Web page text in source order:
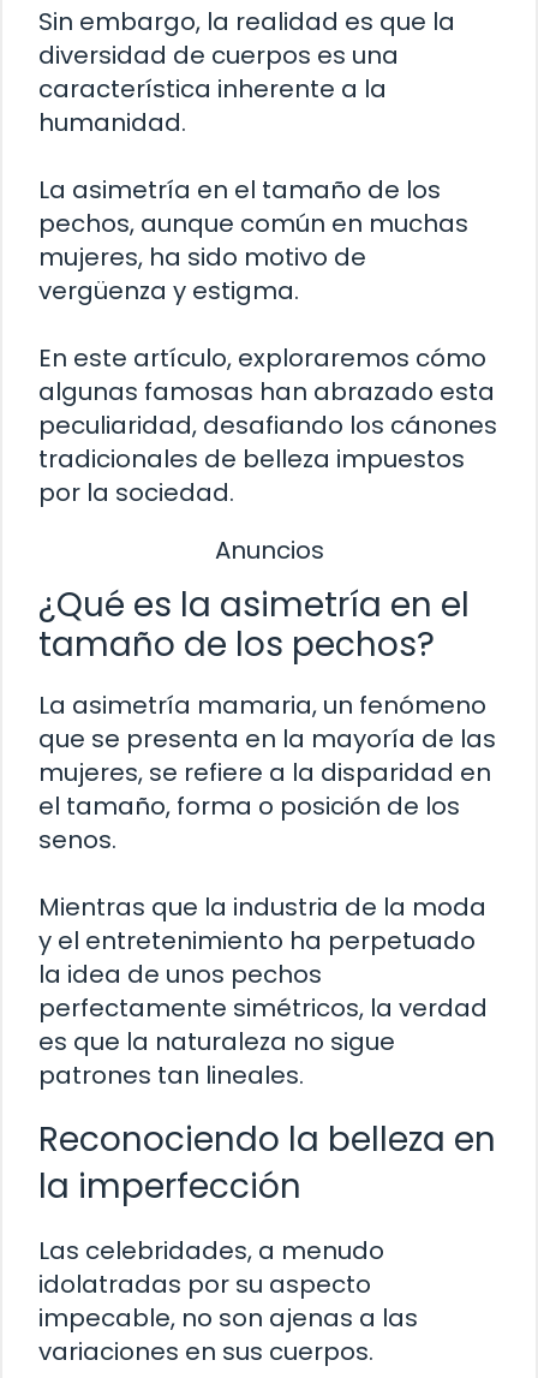
Sin embargo, la realidad es que la
diversidad de cuerpos es una
característica inherente a la
humanidad.
La asimetría en el tamaño de los
pechos, aunque común en muchas
mujeres, ha sido motivo de
vergüenza y estigma.
En este artículo, exploraremos cómo
algunas famosas han abrazado esta
peculiaridad, desafiando los cánones
tradicionales de belleza impuestos
por la sociedad.
Anuncios
¿Qué es la asimetría en el
tamaño de los pechos?
La asimetría mamaria, un fenómeno
que se presenta en la mayoría de las
mujeres, se refiere a la disparidad en
el tamaño, forma o posición de los
senos.
Mientras que la industria de la moda
y el entretenimiento ha perpetuado
la idea de unos pechos
perfectamente simétricos, la verdad
es que la naturaleza no sigue
patrones tan lineales.
Reconociendo la belleza en
la imperfección
Las celebridades, a menudo
idolatradas por su aspecto
impecable, no son ajenas a las
variaciones en sus cuerpos.